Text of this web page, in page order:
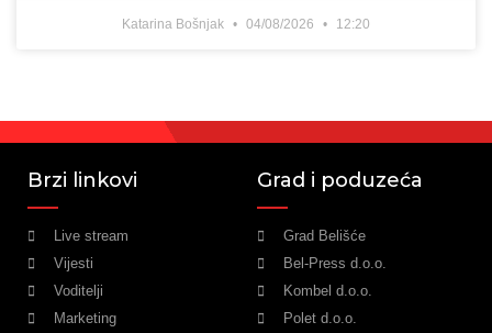
Katarina Bošnjak 04/08/2026 12:20
Brzi linkovi
Live stream
Vijesti
Voditelji
Marketing
Grad i poduzeća
Grad Belišće
Bel-Press d.o.o.
Kombel d.o.o.
Polet d.o.o.